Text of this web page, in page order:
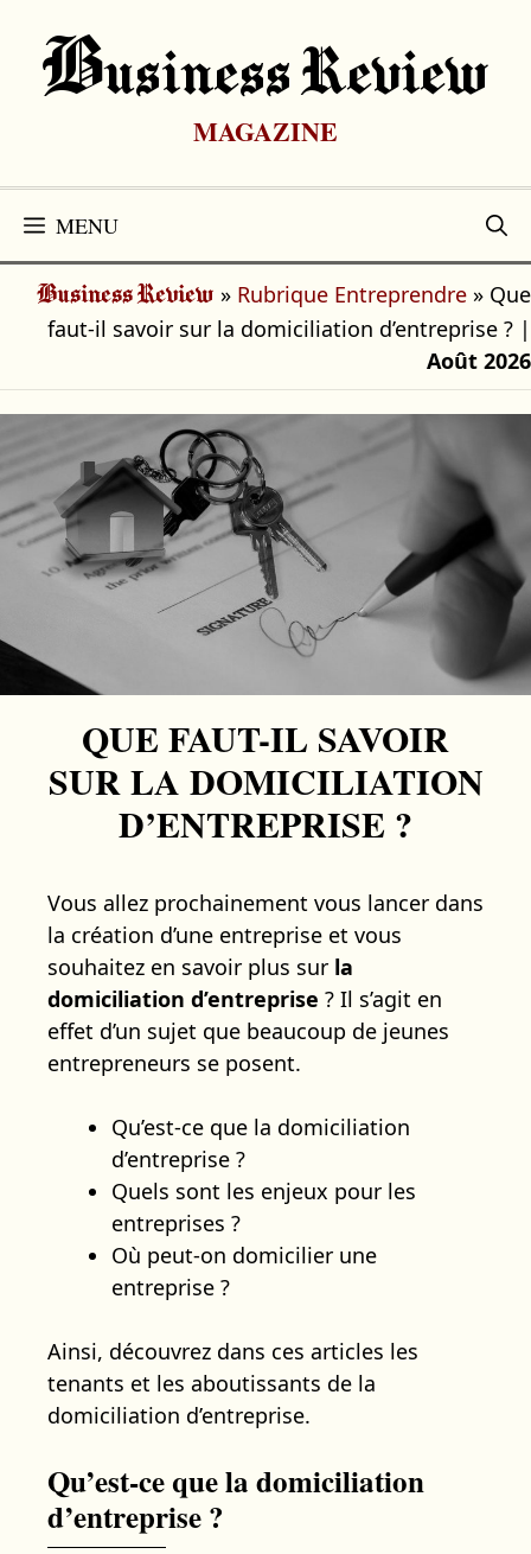
contenu
BUsiness Review
MAGAZINE
MENU
Business Review » Rubrique Entreprendre » Que
faut-il savoir sur la domiciliation d’entreprise ? |
Août 2026
QUE FAUT-IL SAVOIR
SUR LA DOMICILIATION
D’ENTREPRISE ?
Vous allez prochainement vous lancer dans
la création d’une entreprise et vous
souhaitez en savoir plus sur la
domiciliation d’entreprise ? Il s’agit en
effet d’un sujet que beaucoup de jeunes
entrepreneurs se posent.
Qu’est-ce que la domiciliation
d’entreprise ?
Quels sont les enjeux pour les
entreprises ?
Où peut-on domicilier une
entreprise ?
Ainsi, découvrez dans ces articles les
tenants et les aboutissants de la
domiciliation d’entreprise.
Qu’est-ce que la domiciliation
d’entreprise ?